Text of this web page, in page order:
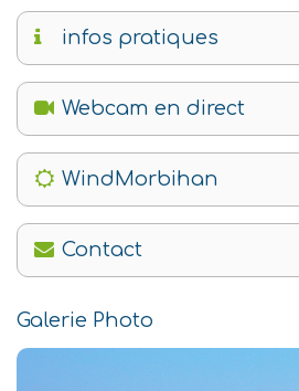
infos pratiques
Webcam en direct
WindMorbihan
Contact
Galerie Photo